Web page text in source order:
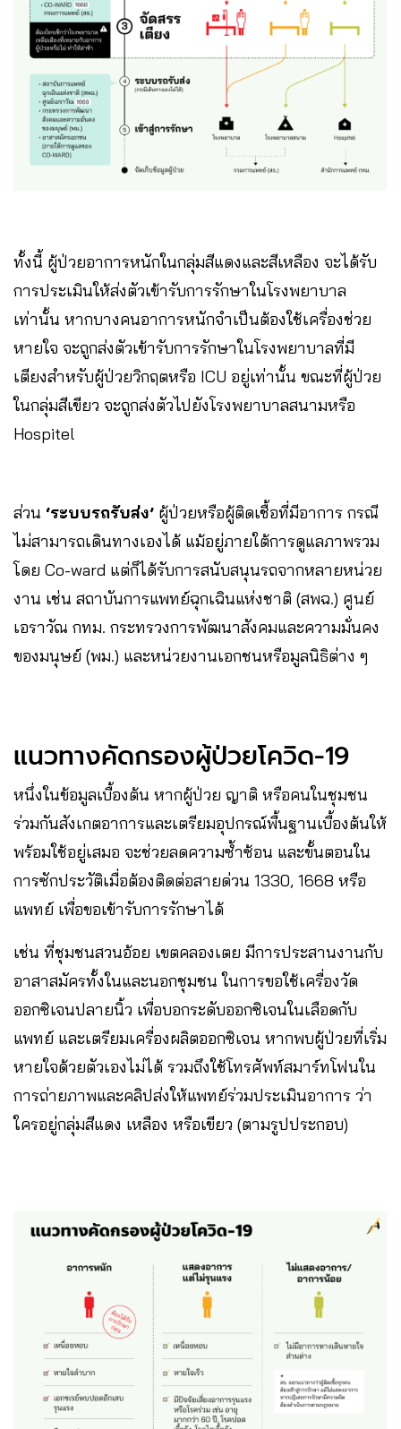
ทั้งนี้ ผู้ป่วยอาการหนักในกลุ่มสีแดงและสีเหลือง จะได้รับ
การประเมินให้ส่งตัวเข้ารับการรักษาในโรงพยาบาล
เท่านั้น หากบางคนอาการหนักจำเป็นต้องใช้เครื่องช่วย
หายใจ จะถูกส่งตัวเข้ารับการรักษาในโรงพยาบาลที่มี
เตียงสำหรับผู้ป่วยวิกฤตหรือ ICU อยู่เท่านั้น ขณะที่ผู้ป่วย
ในกลุ่มสีเขียว จะถูกส่งตัวไปยังโรงพยาบาลสนามหรือ
Hospitel
ส่วน ‘ระบบรถรับส่ง’ ผู้ป่วยหรือผู้ติดเชื้อที่มีอาการ กรณี
ไม่สามารถเดินทางเองได้ แม้อยู่ภายใต้การดูแลภาพรวม
โดย Co-ward แต่ก็ได้รับการสนับสนุนรถจากหลายหน่วย
งาน เช่น สถาบันการแพทย์ฉุกเฉินแห่งชาติ (สพฉ.) ศูนย์
เอราวัณ กทม. กระทรวงการพัฒนาสังคมและความมั่นคง
ของมนุษย์ (พม.) และหน่วยงานเอกชนหรือมูลนิธิต่าง ๆ
แนวทางคัดกรองผู้ป่วยโควิด-19
หนึ่งในข้อมูลเบื้องต้น หากผู้ป่วย ญาติ หรือคนในชุมชน
ร่วมกันสังเกตอาการและเตรียมอุปกรณ์พื้นฐานเบื้องต้นให้
พร้อมใช้อยู่เสมอ จะช่วยลดความซ้ำซ้อน และขั้นตอนใน
การซักประวัติเมื่อต้องติดต่อสายด่วน 1330, 1668 หรือ
แพทย์ เพื่อขอเข้ารับการรักษาได้
เช่น ที่ชุมชนสวนอ้อย เขตคลองเตย มีการประสานงานกับ
อาสาสมัครทั้งในและนอกชุมชน ในการขอใช้เครื่องวัด
ออกซิเจนปลายนิ้ว เพื่อบอกระดับออกซิเจนในเลือดกับ
แพทย์ และเตรียมเครื่องผลิตออกซิเจน หากพบผู้ป่วยที่เริ่ม
หายใจด้วยตัวเองไม่ได้ รวมถึงใช้โทรศัพท์สมาร์ทโฟนใน
การถ่ายภาพและคลิปส่งให้แพทย์ร่วมประเมินอาการ ว่า
ใครอยู่กลุ่มสีแดง เหลือง หรือเขียว (ตามรูปประกอบ)